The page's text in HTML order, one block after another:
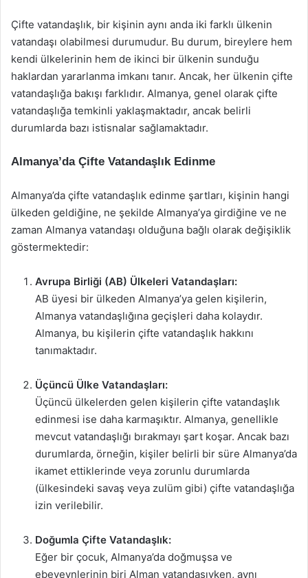
Çifte vatandaşlık, bir kişinin aynı anda iki farklı ülkenin
vatandaşı olabilmesi durumudur. Bu durum, bireylere hem
kendi ülkelerinin hem de ikinci bir ülkenin sunduğu
haklardan yararlanma imkanı tanır. Ancak, her ülkenin çifte
vatandaşlığa bakışı farklıdır. Almanya, genel olarak çifte
vatandaşlığa temkinli yaklaşmaktadır, ancak belirli
durumlarda bazı istisnalar sağlamaktadır.
Almanya’da Çifte Vatandaşlık Edinme
Almanya’da çifte vatandaşlık edinme şartları, kişinin hangi
ülkeden geldiğine, ne şekilde Almanya’ya girdiğine ve ne
zaman Almanya vatandaşı olduğuna bağlı olarak değişiklik
göstermektedir:
Avrupa Birliği (AB) Ülkeleri Vatandaşları:
AB üyesi bir ülkeden Almanya’ya gelen kişilerin,
Almanya vatandaşlığına geçişleri daha kolaydır.
Almanya, bu kişilerin çifte vatandaşlık hakkını
tanımaktadır.
Üçüncü Ülke Vatandaşları:
Üçüncü ülkelerden gelen kişilerin çifte vatandaşlık
edinmesi ise daha karmaşıktır. Almanya, genellikle
mevcut vatandaşlığı bırakmayı şart koşar. Ancak bazı
durumlarda, örneğin, kişiler belirli bir süre Almanya’da
ikamet ettiklerinde veya zorunlu durumlarda
(ülkesindeki savaş veya zulüm gibi) çifte vatandaşlığa
izin verilebilir.
Doğumla Çifte Vatandaşlık:
Eğer bir çocuk, Almanya’da doğmuşsa ve
ebeveynlerinin biri Alman vatandaşıyken, aynı